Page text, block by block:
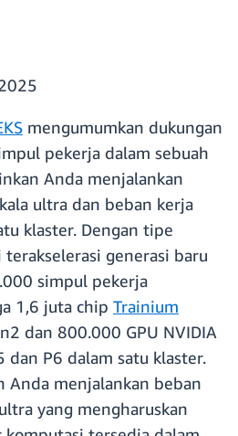
mengumumkan dukungan
pekerja dalam sebuah
Anda menjalankan
ultra dan beban kerja
klaster. Dengan tipe
generasi baru
simpul pekerja
1,6 juta chip Trainium
dan 800.000 GPU NVIDIA
dan P6 dalam satu klaster.
Anda menjalankan beban
yang mengharuskan